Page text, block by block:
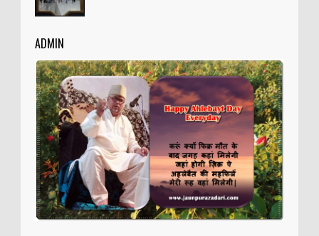
ADMIN